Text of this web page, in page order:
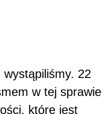
22
w tej sprawie
które jest